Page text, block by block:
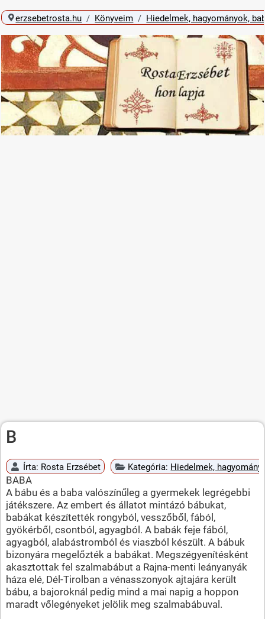
erzsebetrosta.hu Könyveim Hiedelmek, hagyományok,
B
Írta: Rosta Erzsébet Kategória: Hiedelmek,
BABA
A bábu és a baba valószínűleg a gyermekek legrégebbi
játékszere. Az embert és állatot mintázó bábukat,
babákat készítették rongyból, vesszőből, fából,
gyökérből, csontból, agyagból. A babák feje fából,
agyagból, alabástromból és viaszból készült. A bábuk
bizonyára megelőzték a babákat. Megszégyenítésként
akasztottak fel szalmabábut a Rajna-menti leányanyák
háza elé, Dél-Tirolban a vénasszonyok ajtajára került
bábu, a bajoroknál pedig mind a mai napig a hoppon
maradt vőlegényeket jelölik meg szalmabábuval.